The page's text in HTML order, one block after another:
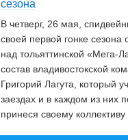
сезона
В четверг, 26 мая,
своей первой гонке
над тольяттинской «Мега-
состав владивостокской
Григорий Лагута, который
заездах и в каждом из них
принеся своему коллективу